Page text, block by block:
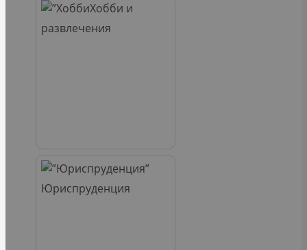
Хобби и
развлечения
Юриспруденция